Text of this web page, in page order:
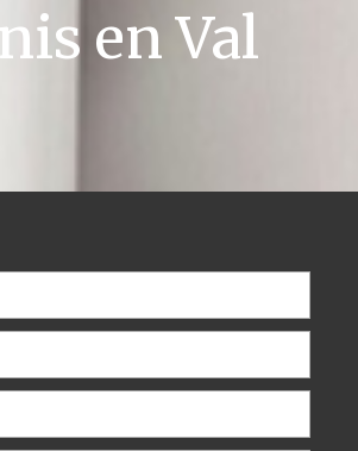
en Val